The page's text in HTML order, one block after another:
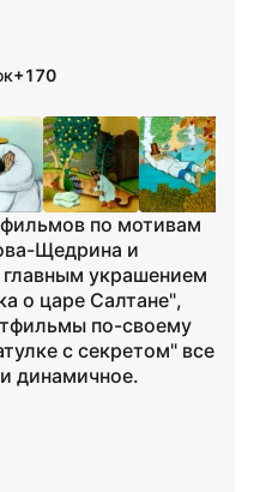
+170
по мотивам
Щедрина и
украшением
о царе Салтане",
по-своему
с секретом" все
динамичное.